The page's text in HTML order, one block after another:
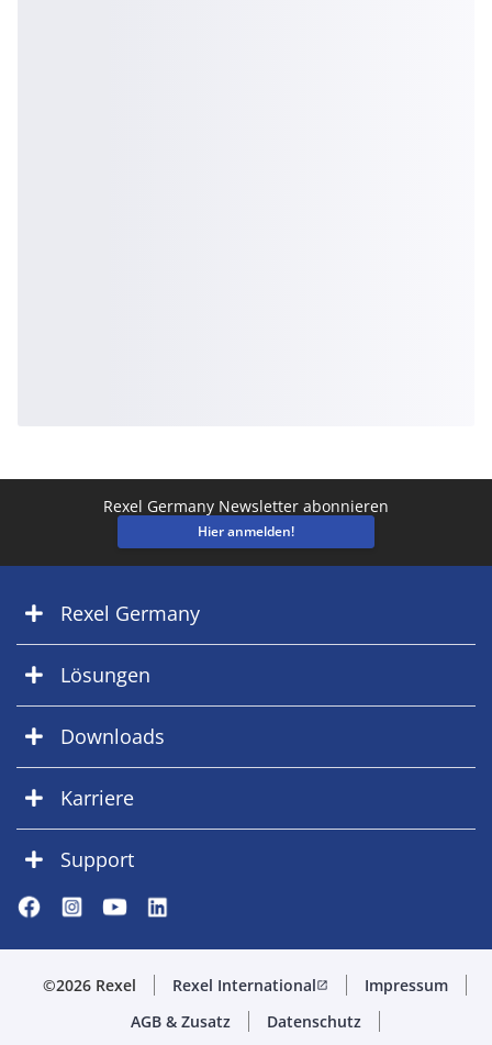
Rexel Germany Newsletter abonnieren
Hier anmelden!
Rexel Germany
Lösungen
Downloads
Karriere
Support
©2026 Rexel Rexel Internationalopen_in_new
Impressum
AGB & Zusatz
Datenschutz